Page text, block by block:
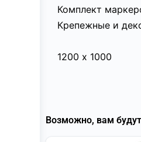
Комплект
Крепежные и
1200 х 1000
Возможно, вам